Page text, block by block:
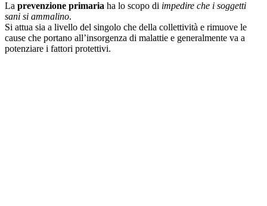
La prevenzione primaria ha lo scopo di impedire che i soggetti
sani si ammalino.
Si attua sia a livello del singolo che della collettività e rimuove le
cause che portano all’insorgenza di malattie e generalmente va a
potenziare i fattori protettivi.